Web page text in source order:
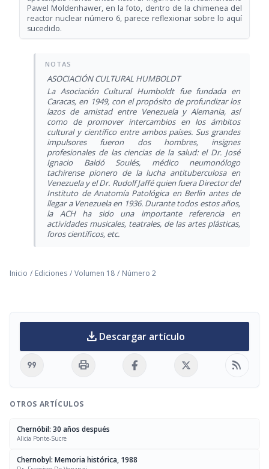
Pawel Moldenhawer, en la foto, dentro de la chimenea del
reactor nuclear número 6, parece reflexionar sobre lo aquí
sucedido.
ASOCIACIÓN CULTURAL HUMBOLDT
La Asociación Cultural Humboldt fue fundada en
Caracas, en 1949, con el propósito de profundizar los
lazos de amistad entre Venezuela y Alemania, así
como de promover intercambios en los ámbitos
cultural y científico entre ambos países. Sus grandes
impulsores fueron dos hombres, insignes
profesionales de las ciencias de la salud: el Dr. José
Ignacio Baldó Soulés, médico neumonólogo
tachirense pionero de la lucha antituberculosa en
Venezuela y el Dr. Rudolf Jaffé quien fuera Director del
Instituto de Anatomía Patológica en Berlín antes de
llegar a Venezuela en 1936. Durante todos estos años,
la ACH ha sido una importante referencia en
actividades musicales, teatrales, de las artes plásticas,
foros científicos, etc.
Inicio / Ediciones / Volumen 18 / Número 2
download Descargar artículo
format_quote print rss_feed
OTROS ARTÍCULOS
Chernóbil: 30 años después
Alicia Ponte-Sucre
Chernobyl: Memoria histórica, 1988